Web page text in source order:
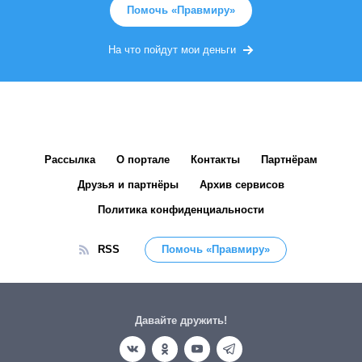
Помочь «Правмиру»
На что пойдут мои деньги
Рассылка О портале Контакты Партнёрам
Друзья и партнёры Архив сервисов
Политика конфиденциальности
RSS Помочь «Правмиру»
Давайте дружить!